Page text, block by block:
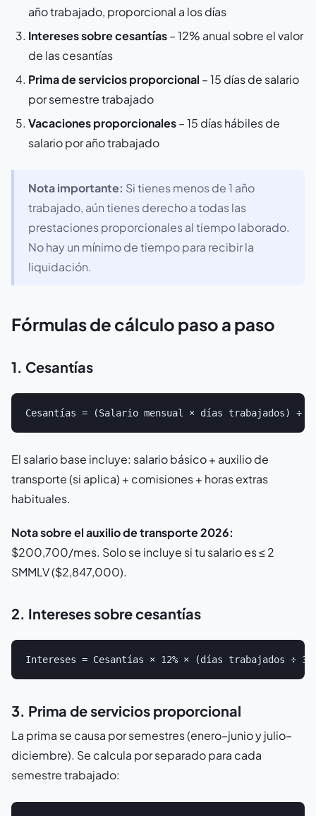
año trabajado, proporcional a los días
Intereses sobre cesantías– 12% anual sobre el valor
de las cesantías
Prima de servicios proporcional – 15 días de salario
por semestre trabajado
Vacaciones proporcionales– 15 días hábiles de
salario por año trabajado
Nota importante: Si tienes menos de 1 año
trabajado, aún tienes derecho a todas las
prestaciones proporcionales al tiempo laborado.
No hay un mínimo de tiempo para recibir la
liquidación.
Fórmulas de cálculo paso a paso
1. Cesantías
El salario base incluye: salario básico + auxilio de
transporte (si aplica) + comisiones + horas extras
habituales.
Nota sobre el auxilio de transporte 2026:
$200,700/mes. Solo se incluye si tu salario es ≤ 2
SMMLV ($2,847,000).
2. Intereses sobre cesantías
3. Prima de servicios proporcional
La prima se causa por semestres (enero–junio y julio–
diciembre). Se calcula por separado para cada
semestre trabajado: